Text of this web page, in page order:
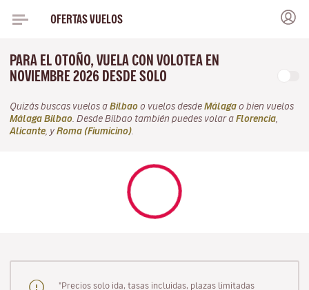
OFERTAS VUELOS
PARA EL OTOÑO, VUELA CON VOLOTEA EN
NOVIEMBRE 2026 DESDE SOLO
Quizás buscas vuelos a Bilbao o vuelos desde Málaga o bien vuelos
Málaga Bilbao . Desde Bilbao también puedes volar a Florencia
Alicante , y Roma (Fiumicino)
"Precios solo ida, tasas incluidas, plazas limitadas